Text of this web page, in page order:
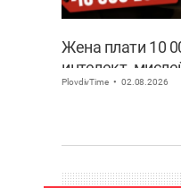
Жена плати 10
интелект,
ВИДЕО
PlovdivTime 02.08.2026